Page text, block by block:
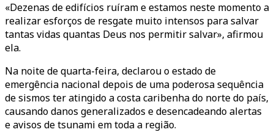
«Dezenas de edifícios ruíram e estamos neste momento a
realizar esforços de resgate muito intensos para salvar
tantas vidas quantas Deus nos permitir salvar», afirmou
ela.
Na noite de quarta-feira, declarou o estado de
emergência nacional depois de uma poderosa sequência
de sismos ter atingido a costa caribenha do norte do país,
causando danos generalizados e desencadeando alertas
e avisos de tsunami em toda a região.